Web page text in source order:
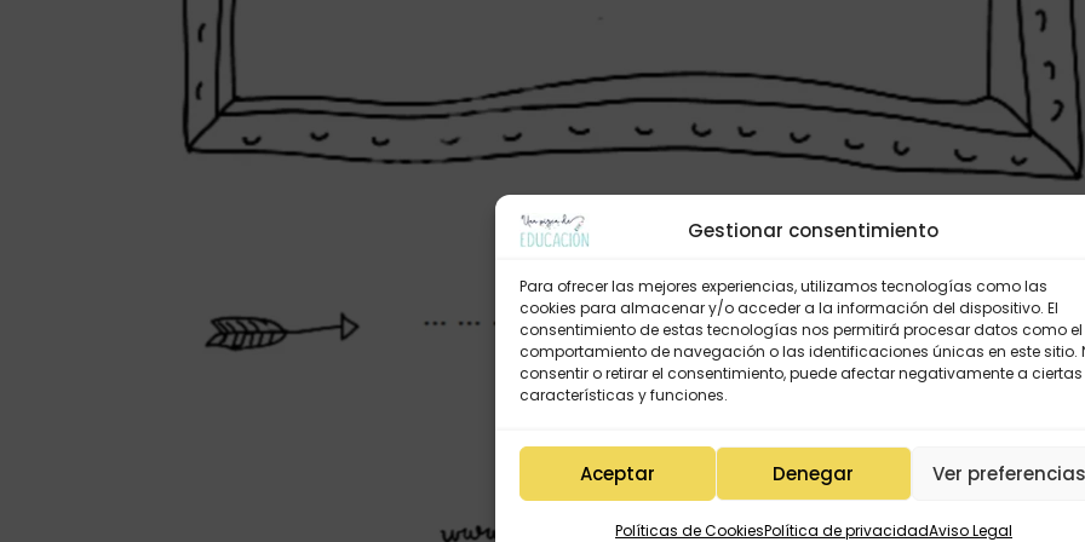
Gestionar consentimiento
Para ofrecer las mejores experiencias, utilizamos tecnologías como las
cookies para almacenar y/o acceder a la información del dispositivo. El
consentimiento de estas tecnologías nos permitirá procesar datos como el
comportamiento de navegación o las identificaciones únicas en este sitio.
consentir o retirar el consentimiento, puede afectar negativamente a ciertas
características y funciones.
Aceptar Denegar Ver
Políticas de CookiesPolítica de privacidadAviso Legal